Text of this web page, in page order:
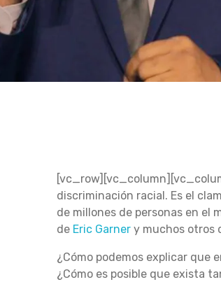
O
P
discriminación racial. Es el
de millones de personas en el
de Eric Garner y muchos otros
¿Cómo podemos explicar que
¿Cómo es posible que exista